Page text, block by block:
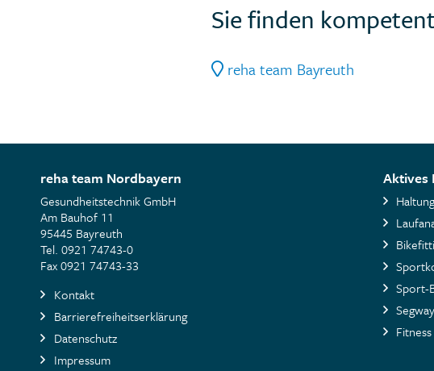
Sie finden
reha team Bayreuth
reha team Nordbayern
Gesundheitstechnik GmbH
Am Bauhof 11
95445 Bayreuth
Tel. 0921 74743-0
Fax 0921 74743-33
Kontakt
Barrierefreiheitserklärung
Datenschutz
Impressum
Aktives
Sport-
Segway